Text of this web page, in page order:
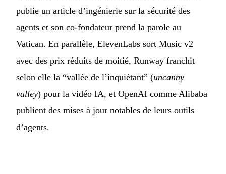
publie un article d’ingénierie sur la sécurité des
agents et son co-fondateur prend la parole au
Vatican. En parallèle, ElevenLabs sort Music v2
avec des prix réduits de moitié, Runway franchit
selon elle la “vallée de l’inquiétant” (uncanny
valley) pour la vidéo IA, et OpenAI comme Alibaba
publient des mises à jour notables de leurs outils
d’agents.